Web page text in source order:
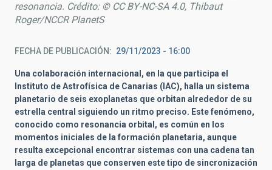
resonancia. Crédito: © CC BY-NC-SA 4.0, Thibaut
Roger/NCCR PlanetS
FECHA DE PUBLICACIÓN 29/11/2023 - 16:00
Una colaboración internacional, en la que participa el
Instituto de Astrofísica de Canarias (IAC), halla un sistema
planetario de seis exoplanetas que orbitan alrededor de su
estrella central siguiendo un ritmo preciso. Este fenómeno,
conocido como resonancia orbital, es común en los
momentos iniciales de la formación planetaria, aunque
resulta excepcional encontrar sistemas con una cadena tan
larga de planetas que conserven este tipo de sincronización